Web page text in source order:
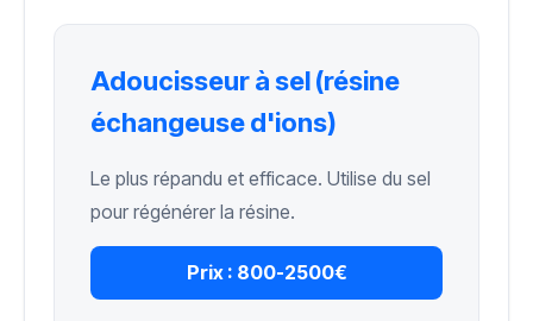
Adoucisseur à sel (résine
échangeuse d'ions)
Le plus répandu et efficace. Utilise du sel
pour régénérer la résine.
Prix : 800-2500€